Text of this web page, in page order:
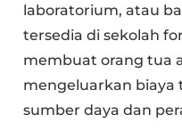
laboratorium, atau
tersedia di sekolah
membuat orang tua
mengeluarkan
sumber daya dan